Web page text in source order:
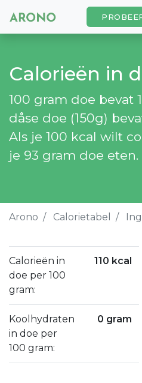
Calorieën in
100 gram doe bevat
dåse doe (150g)
Als je 100 kcal wilt
je 93 gram doe eten.
Arono Calorietabel
Calorieën in
doe per 100
gram:
110 kcal
Koolhydraten
in doe per
100 gram:
0 gram